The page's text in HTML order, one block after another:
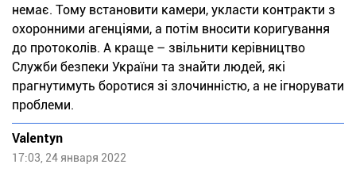
немає. Тому встановити камери, укласти контракти з
охоронними агенціями, а потім вносити коригування
до протоколів. А краще – звільнити керівництво
Служби безпеки України та знайти людей, які
прагнутимуть боротися зі злочинністю, а не ігнорувати
проблеми.
Valentyn
17:03, 24 января 2022